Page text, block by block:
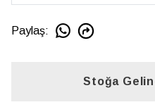
Paylaş:
Stoğa